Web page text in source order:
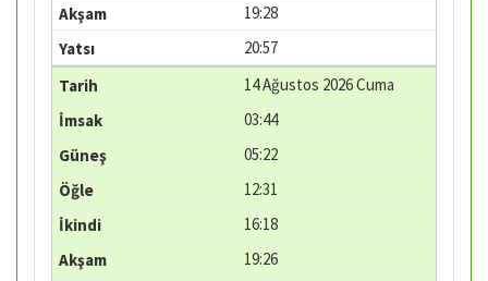
19:28
20:57
14 Ağustos 2026 Cuma
03:44
05:22
12:31
16:18
19:26